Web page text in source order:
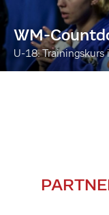
WM-
U-18: